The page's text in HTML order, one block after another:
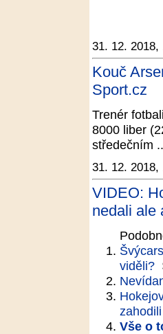
31. 12. 2018,
Kouč
Sport.cz
Trenér
8000 liber
středečním
31. 12. 2018,
VIDEO:
nedali ale
viděli?
zahodili
Vše o